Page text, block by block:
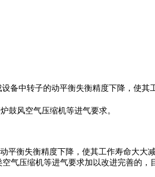
备中转子的动平衡失衡精度下降，使其
鼓风空气压缩机等进气要求。
衡失衡精度下降，使其工作寿命大大
气压缩机等进气要求加以改进完善的，